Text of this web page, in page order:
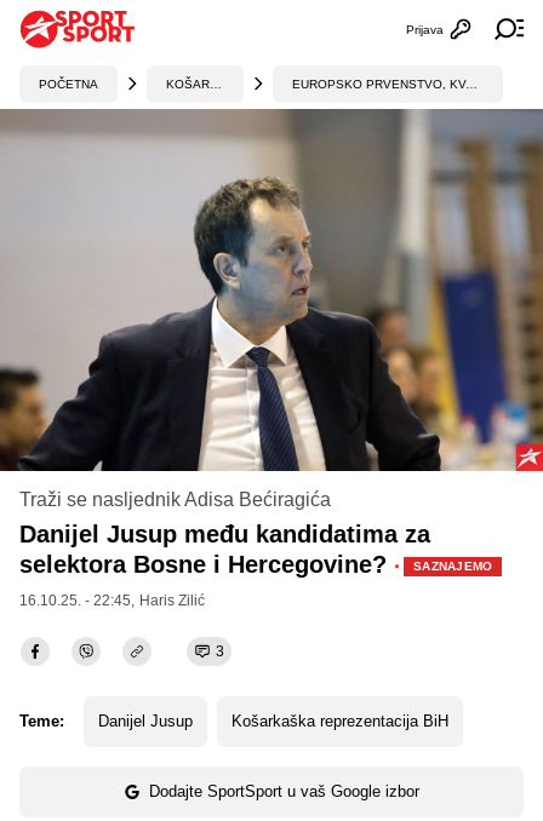
Otvori
Prijava
POČETNA EUROPSKO PRVENSTVO, KVALIFIKACIJE
Traži se nasljednik Adisa Bećiragića
Danijel Jusup među kandidatima za
selektora Bosne i Hercegovine? · SAZNAJEMO
16.10.25. - 22:45, Haris Zilić
3
Teme: Danijel Jusup Košarkaška reprezentacija BiH
Dodajte SportSport u vaš Google izbor